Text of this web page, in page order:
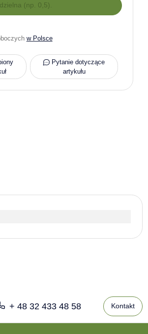
(np. 0,5).
w Polsce
Pytanie dotyczące
artykułu
+ 48 32 433 48 58 Kontakt